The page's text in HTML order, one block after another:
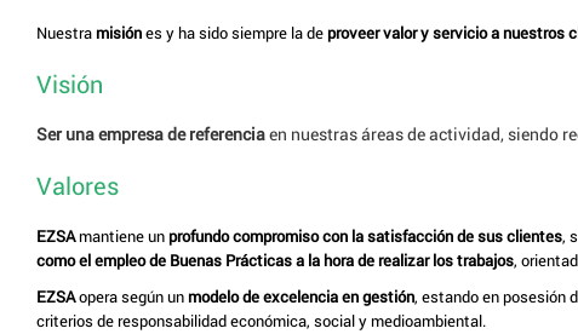
Nuestra misiónes y ha sido siempre la de proveer valor y servicio a nuestros
Visión
Ser una empresa de referenciaen nuestras áreas de actividad, siendo
Valores
EZSAmantiene un profundo compromiso con la satisfacción de sus clientes,
como el empleo de Buenas Prácticas a la hora de realizar los trabajos,
EZSAopera según un modelo de excelencia en gestión, estando en posesión
criterios de responsabilidad económica, social y medioambiental.